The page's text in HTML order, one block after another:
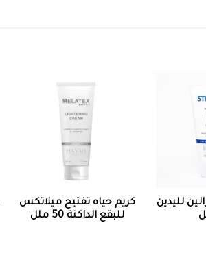
لليدين
كريم حياه تفتيح ميلاتكس
للبقع الداكنة 50 ملل